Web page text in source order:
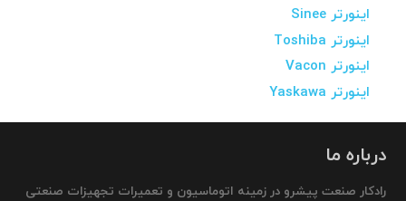
اینورتر Sinee
اینورتر Toshiba
اینورتر Vacon
اینورتر Yaskawa
درباره ما
رادکار صنعت پیشرو در زمینه اتوماسیون و تعمیرات تجهیزات صنعتی